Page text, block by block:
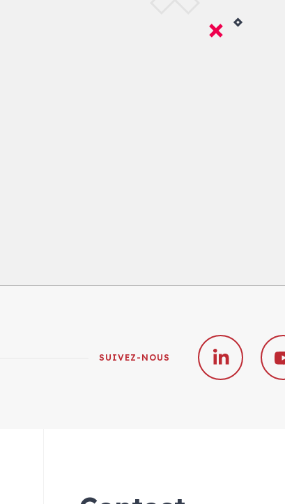
SUIVEZ-NOUS